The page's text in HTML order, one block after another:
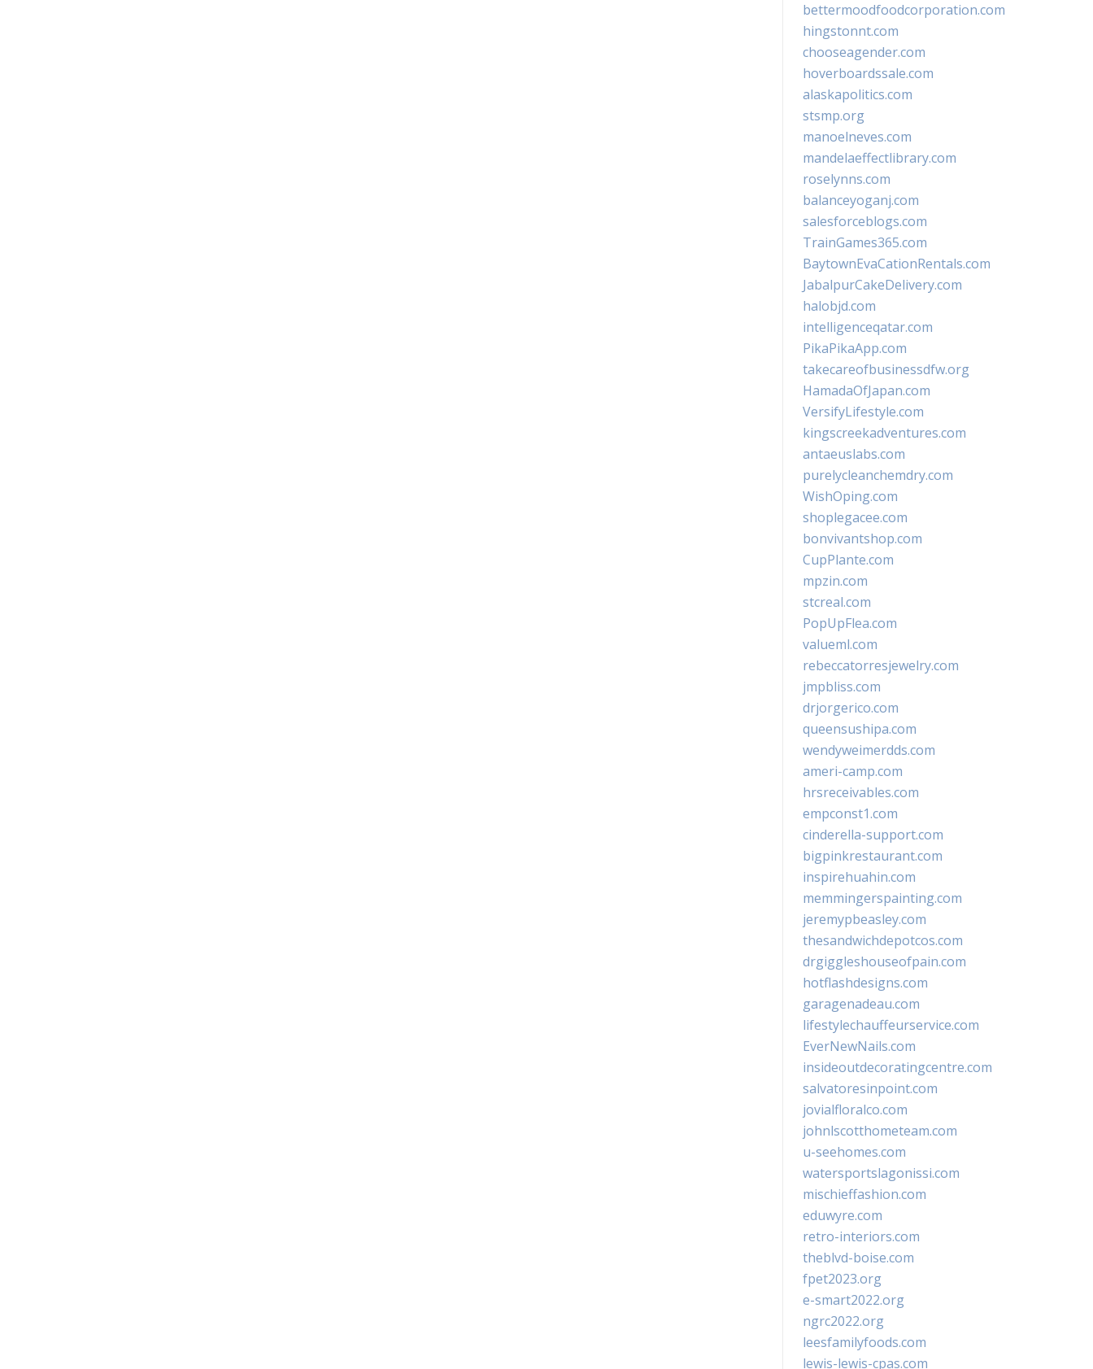
bettermoodfoodcorporation.com
hingstonnt.com
chooseagender.com
hoverboardssale.com
alaskapolitics.com
stsmp.org
manoelneves.com
mandelaeffectlibrary.com
roselynns.com
balanceyoganj.com
salesforceblogs.com
TrainGames365.com
BaytownEvaCationRentals.com
JabalpurCakeDelivery.com
halobjd.com
intelligenceqatar.com
PikaPikaApp.com
takecareofbusinessdfw.org
HamadaOfJapan.com
VersifyLifestyle.com
kingscreekadventures.com
antaeuslabs.com
purelycleanchemdry.com
WishOping.com
shoplegacee.com
bonvivantshop.com
CupPlante.com
mpzin.com
stcreal.com
PopUpFlea.com
valueml.com
rebeccatorresjewelry.com
jmpbliss.com
drjorgerico.com
queensushipa.com
wendyweimerdds.com
ameri-camp.com
hrsreceivables.com
empconst1.com
cinderella-support.com
bigpinkrestaurant.com
inspirehuahin.com
memmingerspainting.com
jeremypbeasley.com
thesandwichdepotcos.com
drgiggleshouseofpain.com
hotflashdesigns.com
garagenadeau.com
lifestylechauffeurservice.com
EverNewNails.com
insideoutdecoratingcentre.com
salvatoresinpoint.com
jovialfloralco.com
johnlscotthometeam.com
u-seehomes.com
watersportslagonissi.com
mischieffashion.com
eduwyre.com
retro-interiors.com
theblvd-boise.com
fpet2023.org
e-smart2022.org
ngrc2022.org
leesfamilyfoods.com
lewis-lewis-cpas.com